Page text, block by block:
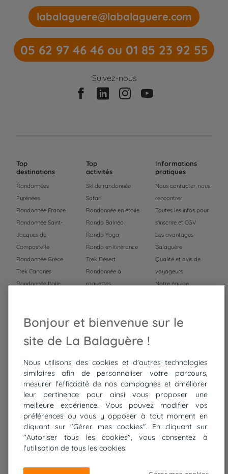
labalaguere@labalaguere.com
05 62 97 46 46 ou 01 85 23 92 55
Suivez-nous
Top
destinations
Randonnées
Pyrénées
Randonnée France
Randonnée Saint-
Jacques de
Compostelle
Randonnée Grèce
Trek Canaries
Randonnée Italie
Trek Mauritanie
Top
activités
Ski de randonnée
Safari
Randonnée en étoile
Rando Balnéo
Rando Yoga
Rando en itinérance
Trek Désert
Randonnée à
raquettes
Trek
Informations
pratiques
Nous contacter, nous
rencontrer
Toutes les infos pour
s'inscrire et CGV
Les avantages
Balaguère
Qualité et avis de
voyageurs
Notre équipe
Top
circuits
Tour du lac de Constance à vélo
Cyclades : Amorgos et Naxos
Randonnée aux Bardenas Reales
De Collioure à Cadaquès à pied
Découverte des trésors de Madère
Rando Réunion en douceur
Trek sur Tenerife
Bonjour et bienvenue sur le
site de La Balaguère !
Nous utilisons des cookies et d'autres technologies
similaires afin de personnaliser votre parcours,
mesurer l'efficacité de nos campagnes et améliorer
leur pertinence pour ainsi vous proposer une
meilleure expérience. Vous pouvez modifier vos
préférences ou vous y opposer à tout moment en
cliquant sur "Gérer mes cookies". En cliquant sur
"Autoriser tous les cookies", vous consentez à
l'utilisation de tous les cookies.